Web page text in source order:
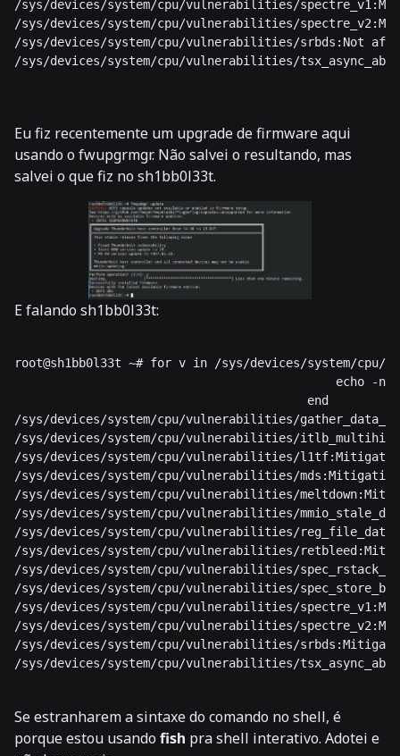
/sys/devices/system/cpu/vulnerabilities/
/sys/devices/system/cpu/vulnerabilities/
/sys/devices/system/cpu/vulnerabilities/srbds:Not
/sys/devices/system/cpu/vulnerabilities/
Eu fiz recentemente um upgrade de firmware aqui
usando o fwupgrmgr. Não salvei o resultando, mas
salvei o que fiz no sh1bb0l33t.
E falando sh1bb0l33t:
root@sh1bb0l33t ~# for v in /sys/devices/system/
echo -n
                                         end
/sys/devices/system/cpu/vulnerabilities/
/sys/devices/system/cpu/vulnerabilities/
/sys/devices/system/cpu/vulnerabilities/
/sys/devices/system/cpu/vulnerabilities/
/sys/devices/system/cpu/vulnerabilities/
/sys/devices/system/cpu/vulnerabilities/
/sys/devices/system/cpu/vulnerabilities/
/sys/devices/system/cpu/vulnerabilities/
/sys/devices/system/cpu/vulnerabilities/
/sys/devices/system/cpu/vulnerabilities/
/sys/devices/system/cpu/vulnerabilities/
/sys/devices/system/cpu/vulnerabilities/
/sys/devices/system/cpu/vulnerabilities/
/sys/devices/system/cpu/vulnerabilities/
Se estranharem a sintaxe do comando no shell, é
porque estou usando fish pra shell interativo. Adotei e